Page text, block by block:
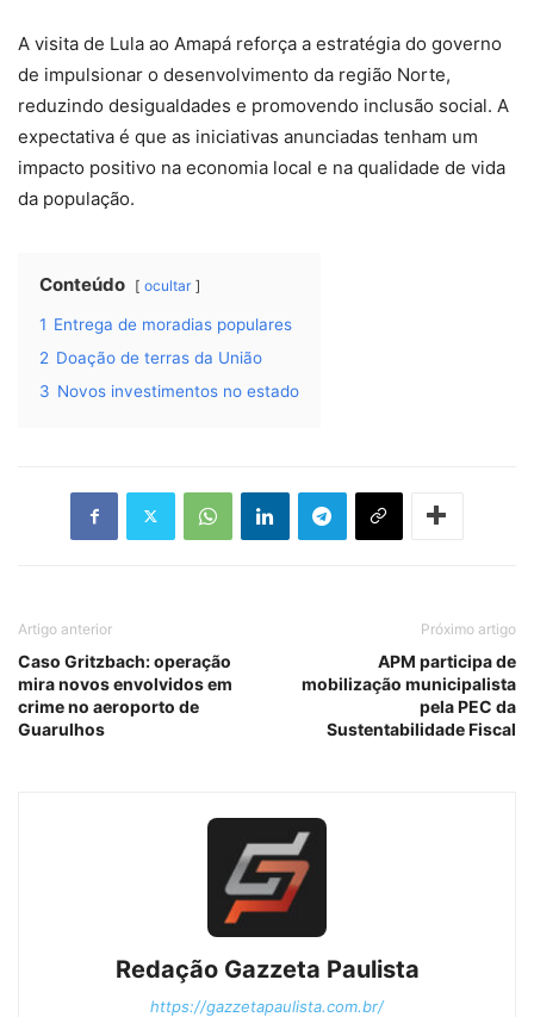
A visita de Lula ao Amapá reforça a estratégia do governo
de impulsionar o desenvolvimento da região Norte,
reduzindo desigualdades e promovendo inclusão social. A
expectativa é que as iniciativas anunciadas tenham um
impacto positivo na economia local e na qualidade de vida
da população.
Conteúdo ocultar
1 Entrega de moradias populares
2 Doação de terras da União
3 Novos investimentos no estado
Artigo anterior
Caso Gritzbach: operação
mira novos envolvidos em
crime no aeroporto de
Guarulhos
Próximo artigo
APM participa de
mobilização municipalista
pela PEC da
Sustentabilidade Fiscal
Redação Gazzeta Paulista
https://gazzetapaulista.com.br/